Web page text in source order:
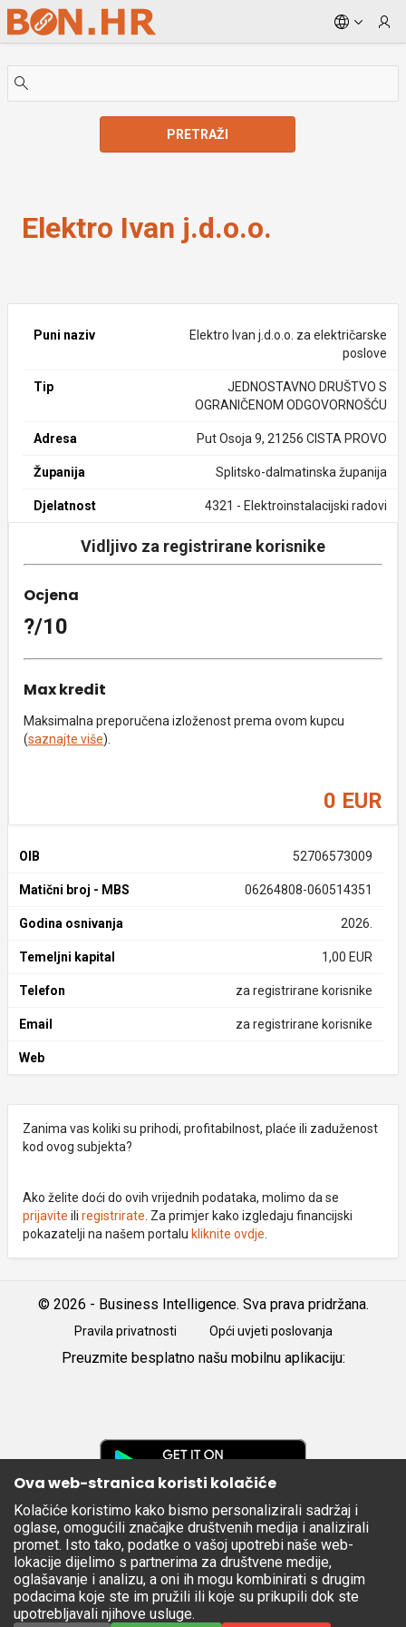
Skip to Main Content
PRETRAŽI
Elektro Ivan j.d.o.o.
Puni naziv
Elektro Ivan j.d.o.o. za električarske
poslove
Tip
JEDNOSTAVNO DRUŠTVO S
OGRANIČENOM ODGOVORNOŠĆU
Adresa Put Osoja 9, 21256 CISTA PROVO
Županija Splitsko-dalmatinska županija
Djelatnost 4321 - Elektroinstalacijski radovi
Vidljivo za registrirane korisnike
Ocjena
?/10
Max kredit
Maksimalna preporučena izloženost prema ovom kupcu
(saznajte više).
0 EUR
OIB 52706573009
Matični broj - MBS 06264808-060514351
Godina osnivanja 2026.
Temeljni kapital 1,00 EUR
Telefon za registrirane korisnike
Email za registrirane korisnike
Web
Zanima vas koliki su prihodi, profitabilnost, plaće ili zaduženost
kod ovog subjekta?
Ako želite doći do ovih vrijednih podataka, molimo da se
prijavite ili registrirate . Za primjer kako izgledaju financijski
pokazatelji na našem portalu kliknite ovdje
© 2026 - Business Intelligence. Sva prava pridržana.
Pravila privatnosti Opći uvjeti poslovanja
Preuzmite besplatno našu mobilnu aplikaciju:
Apple
Store
Ova web-stranica koristi kolačiće
Kolačiće koristimo kako bismo personalizirali sadržaj i
oglase, omogućili značajke društvenih medija i analizirali
promet. Isto tako, podatke o vašoj upotrebi naše web-
lokacije dijelimo s partnerima za društvene medije,
oglašavanje i analizu, a oni ih mogu kombinirati s drugim
podacima koje ste im pružili ili koje su prikupili dok ste
upotrebljavali njihove usluge.